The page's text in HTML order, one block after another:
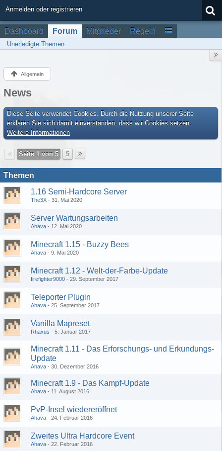
Anmelden oder registrieren
Dashboard Forum Mitglieder Regeln
Unerledigte Themen
Allgemein
News
Diese Seite verwendet Cookies. Durch die Nutzung unserer Seite
erklären Sie sich damit einverstanden, dass wir Cookies setzen.
Weitere Informationen
Seite 1 von 5 5
Themen
1.16 Semi-Hardcore Server
The3X 31. Mai 2020
Server Wartungsarbeiten
Ahava 12. Mai 2020
Minecraft 1.15 - Buzzy Bees
Ahava 9. Mai 2020
Minecraft 1.12 - Welt-der-Farbe-Update
firefighter9000 29. September 2017
Teleporter Plugin
Ahava 25. September 2017
Vanilla Mapreset
Rhaxus 5. Januar 2017
Minecraft 1.11 - Das Erforschungs- und Erkundungs-
Update
Ahava 30. Dezember 2016
Minecraft 1.9 - Das Kampf-Update
Ahava 11. August 2016
PvP-Insel wiedereröffnet
Ahava 24. Februar 2016
Zweites Ultra Hardcore Event
Ahava 22. Februar 2016